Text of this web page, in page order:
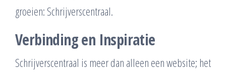
groeien: Schrijverscentraal.
Verbinding en Inspiratie
Schrijverscentraal is meer dan alleen een website; het